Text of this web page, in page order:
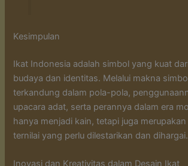
Kesimpulan
Ikat Indonesia adalah simbol yang kuat
budaya dan identitas. Melalui makna
terkandung dalam pola-pola,
upacara adat, serta perannya dalam era
hanya menjadi kain, tetapi juga
ternilai yang perlu dilestarikan dan dihargai.
Inovasi dan Kreativitas dalam Desain Ikat